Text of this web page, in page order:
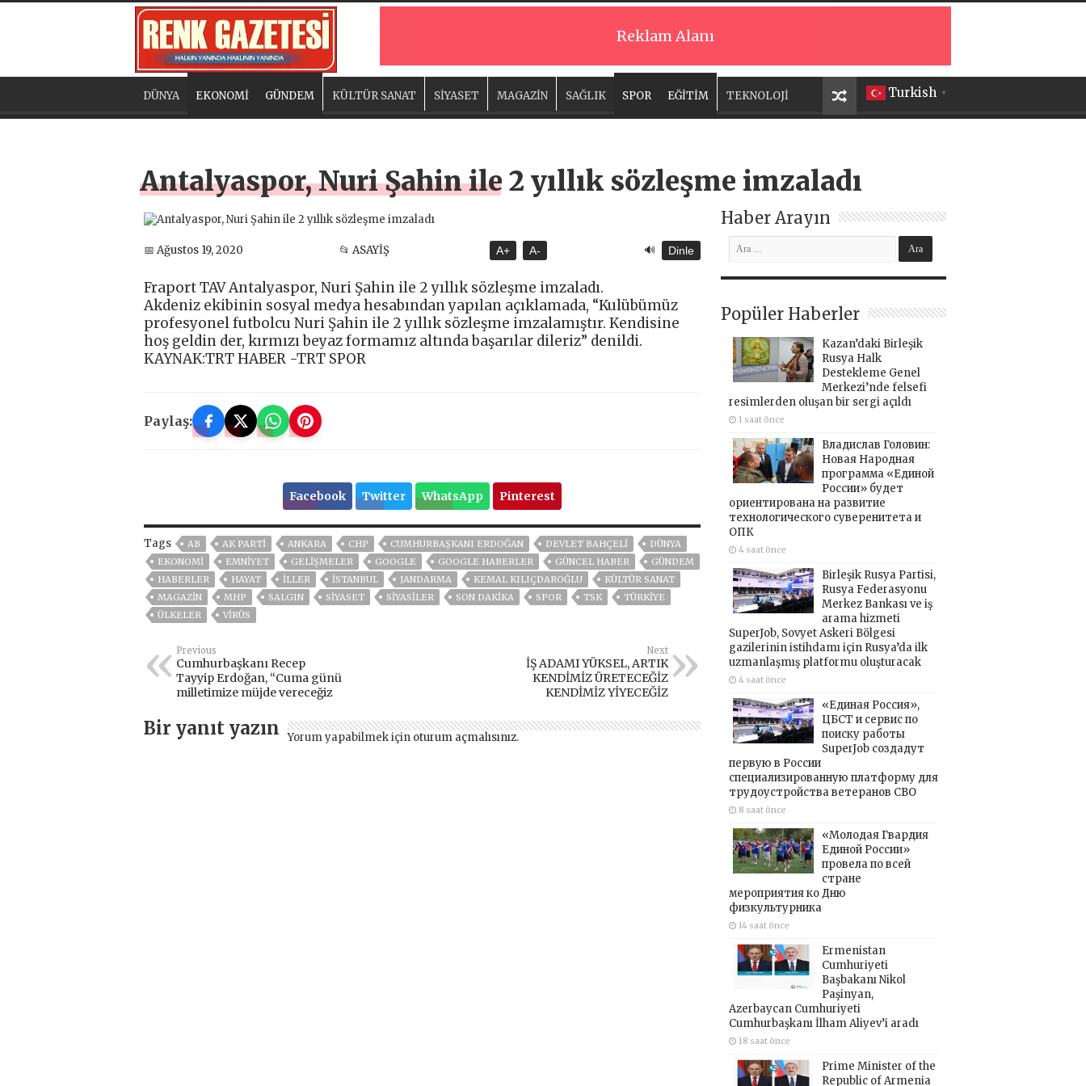
Reklam Alanı
Turkish ▼
DÜNYA EKONOMİ GÜNDEM KÜLTÜR SANAT SİYASET MAGAZİN SAĞLIK SPOR EĞİTİM TEKNOLOJİ
Antalyaspor, Nuri Şahin ile 2 yıllık sözleşme imzaladı
📅 Ağustos 19, 2020 📂 ASAYİŞ A+ A- 🔊 Dinle
Fraport TAV Antalyaspor, Nuri Şahin ile 2 yıllık sözleşme imzaladı.
Akdeniz ekibinin sosyal medya hesabından yapılan açıklamada, “Kulübümüz
profesyonel futbolcu Nuri Şahin ile 2 yıllık sözleşme imzalamıştır. Kendisine
hoş geldin der, kırmızı beyaz formamız altında başarılar dileriz” denildi.
KAYNAK:TRT HABER -TRT SPOR
Paylaş:
Facebook Twitter WhatsApp Pinterest
Tags AB AK PARTİ ANKARA CHP CUMHURBAŞKANI ERDOĞAN DEVLET BAHÇELİ
DÜNYA
EKONOMİ
EMNİYET GELIŞMELER GOOGLE GOOGLE HABERLER GÜNCEL HABER
GÜNDEM
HABERLER
HAYAT İLLER ISTANBUL JANDARMA KEMAL KILIÇDAROĞLU
KÜLTÜR SANAT
MAGAZİN
MHP SALGIN SİYASET SİYASİLER SON DAKIKA SPOR TSK
TÜRKİYE
ÜLKELER
VIRÜS
Previous
Cumhurbaşkanı Recep
Tayyip Erdoğan, “Cuma günü
milletimize müjde vereceğiz
Next
İŞ ADAMI YÜKSEL, ARTIK
KENDİMİZ ÜRETECEĞİZ
KENDİMİZ YİYECEĞİZ
Bir yanıt yazın Yorum yapabilmek için oturum açmalısınız.
Haber Arayın
Popüler Haberler
Kazan’daki Birleşik
Rusya Halk
Destekleme Genel
Merkezi’nde felsefi
resimlerden oluşan bir sergi açıldı
1 saat önce
Владислав Головин:
Новая Народная
программа «Единой
России» будет
ориентирована на развитие
технологического суверенитета и
ОПК
4 saat önce
Birleşik Rusya Partisi,
Rusya Federasyonu
Merkez Bankası ve iş
arama hizmeti
SuperJob, Sovyet Askeri Bölgesi
gazilerinin istihdamı için Rusya’da ilk
uzmanlaşmış platformu oluşturacak
4 saat önce
«Единая Россия»,
ЦБСТ и сервис по
поиску работы
SuperJob создадут
первую в России
специализированную платформу для
трудоустройства ветеранов СВО
8 saat önce
«Молодая Гвардия
Единой России»
провела по всей
стране
мероприятия ко Дню
физкультурника
14 saat önce
Ermenistan
Cumhuriyeti
Başbakanı Nikol
Paşinyan,
Azerbaycan Cumhuriyeti
Cumhurbaşkanı İlham Aliyev’i aradı
18 saat önce
Prime Minister of the
Republic of Armenia